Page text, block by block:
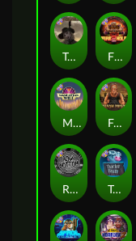
Tombstone RIP Fire in the Hole 2
Manhattan Goes Wild Folsom Prison
Rock Bottom Tractor Beam